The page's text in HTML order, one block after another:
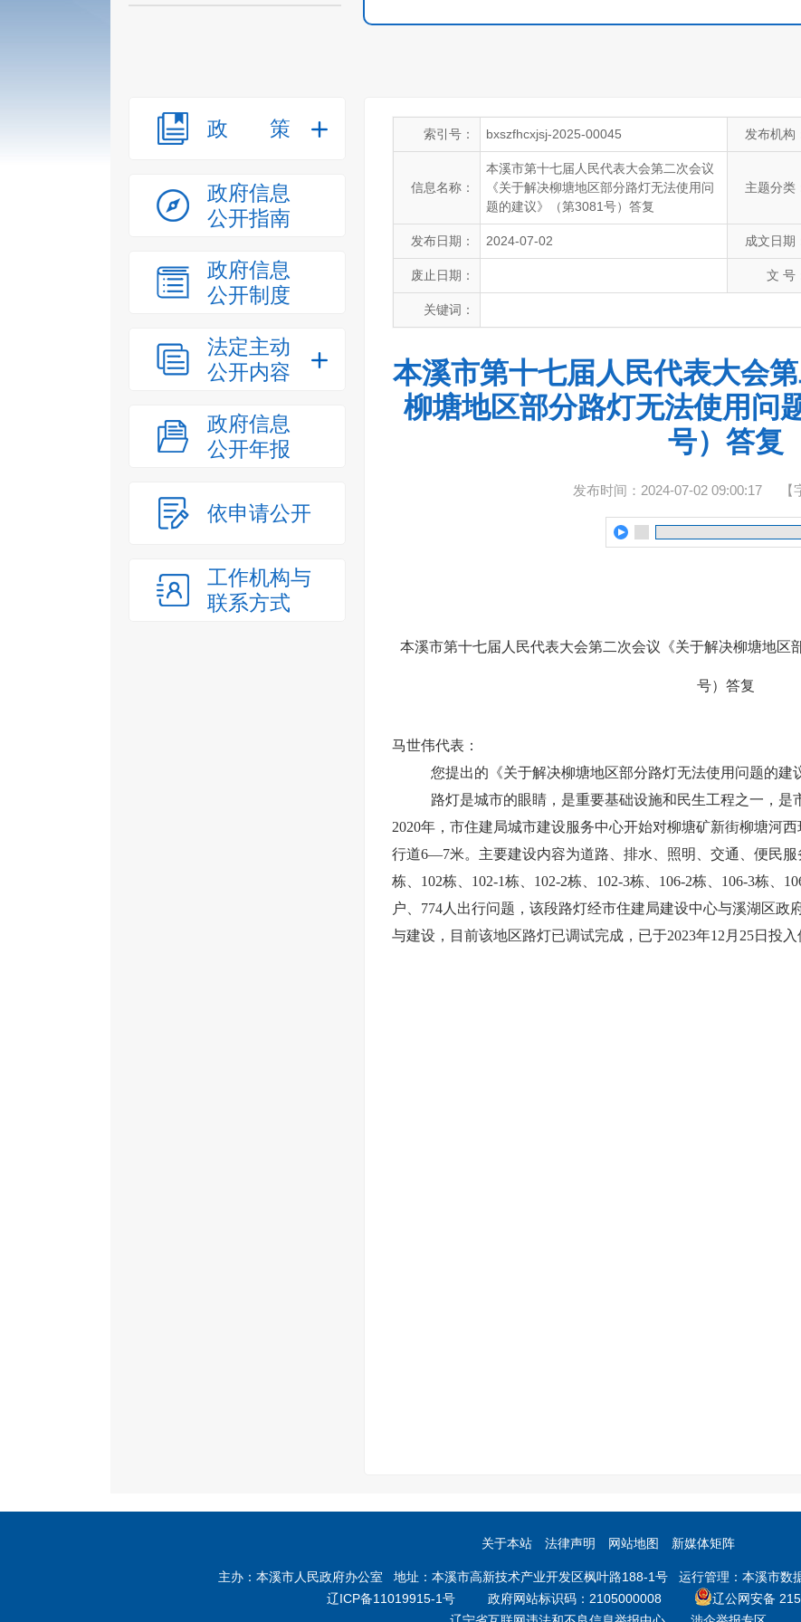
政策
政府信息
公开指南
政府信息
公开制度
法定主动
公开内容
政府信息
公开年报
依申请公开
工作机构与
联系方式
索引号： bxszfhcxjsj-2025-00045 发布机构
信息名称：
本溪市第十七届人民代表大会第二次会议
《关于解决柳塘地区部分路灯无法使用问
题的建议》（第3081号）答复
主题分类
发布日期： 2024-07-02 成文日期
废止日期： 文 号
关键词：
本溪市第十七届人民代表大会
柳塘地区部分路灯无法使用问
号）答复
发布时间：2024-07-02 09:00:17 【
本溪市第十七届人民代表大会第二次会议《关于解决柳塘地区
号）答复
马世伟代表：
您提出的《关于解决柳塘地区部分路灯无法使用问题的建
路灯是城市的眼睛，是重要基础设施和民生工程之一，是
2020年，市住建局城市建设服务中心开始对柳塘矿新街柳塘河
行道6—7米。主要建设内容为道路、排水、照明、交通、便民
栋、102栋、102-1栋、102-2栋、102-3栋、106-2栋、106-3栋、
户、774人出行问题，该段路灯经市住建局建设中心与溪湖区政
与建设，目前该地区路灯已调试完成，已于2023年12月25日投入
关于本站 法律声明 网站地图 新媒体矩阵
主办：本溪市人民政府办公室 地址：本溪市高新技术产业开发区枫叶路188-1号 运行管理：本溪市
辽ICP备11019915-1号 政府网站标识码：2105000008
辽公网安备